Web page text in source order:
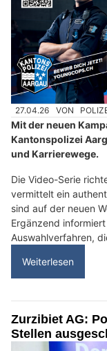
27.04.26 VON
Mit der neuen
Kantonspolizei
und Karrierewege.
Die Video-Serie
vermittelt ein
sind auf der neuen
Ergänzend
Auswahlverfahren,
Weiterlesen
Zurzibiet AG:
Stellen